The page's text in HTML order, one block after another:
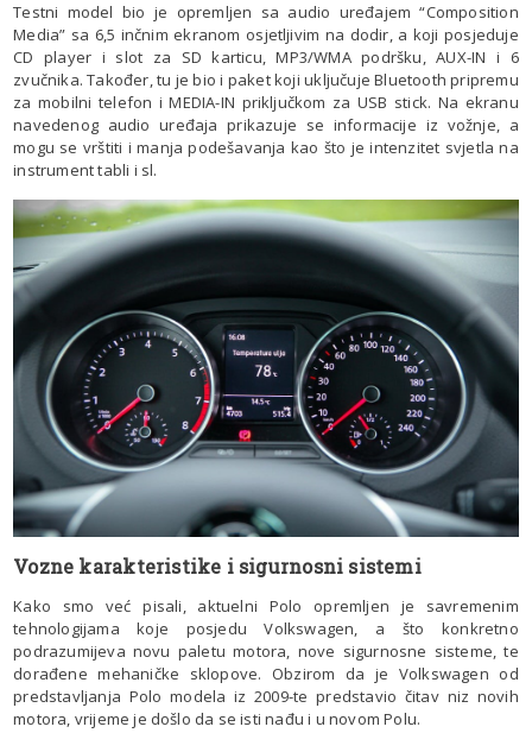
Testni model bio je opremljen sa audio uređajem “Composition
Media” sa 6,5 inčnim ekranom osjetljivim na dodir, a koji posjeduje
CD player i slot za SD karticu, MP3/WMA podršku, AUX-IN i 6
zvučnika. Također, tu je bio i paket koji uključuje Bluetooth pripremu
za mobilni telefon i MEDIA-IN priključkom za USB stick. Na ekranu
navedenog audio uređaja prikazuje se informacije iz vožnje, a
mogu se vrštiti i manja podešavanja kao što je intenzitet svjetla na
instrument tabli i sl.
Vozne karakteristike i sigurnosni sistemi
Kako smo već pisali, aktuelni Polo opremljen je savremenim
tehnologijama koje posjedu Volkswagen, a što konkretno
podrazumijeva novu paletu motora, nove sigurnosne sisteme, te
dorađene mehaničke sklopove. Obzirom da je Volkswagen od
predstavljanja Polo modela iz 2009-te predstavio čitav niz novih
motora, vrijeme je došlo da se isti nađu i u novom Polu.